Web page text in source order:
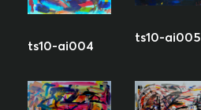
ts10-ai004
ts10-ai005